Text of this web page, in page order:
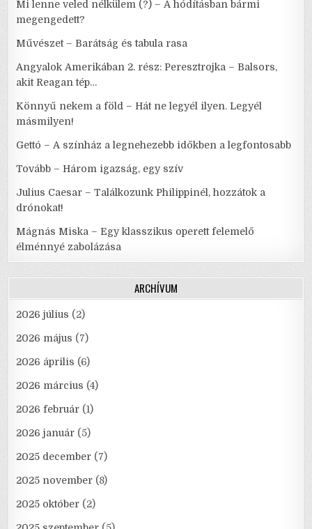
Mi lenne veled nélkülem (?) – A hódításban bármi
megengedett?
Művészet – Barátság és tabula rasa
Angyalok Amerikában 2. rész: Peresztrojka – Balsors,
akit Reagan tép…
Könnyű nekem a föld – Hát ne legyél ilyen. Legyél
másmilyen!
Gettó – A színház a legnehezebb időkben a legfontosabb
Tovább – Három igazság, egy szív
Julius Caesar – Találkozunk Philippinél, hozzátok a
drónokat!
Mágnás Miska – Egy klasszikus operett felemelő
élménnyé zabolázása
ARCHÍVUM
2026 július (2)
2026 május (7)
2026 április (6)
2026 március (4)
2026 február (1)
2026 január (5)
2025 december (7)
2025 november (8)
2025 október (2)